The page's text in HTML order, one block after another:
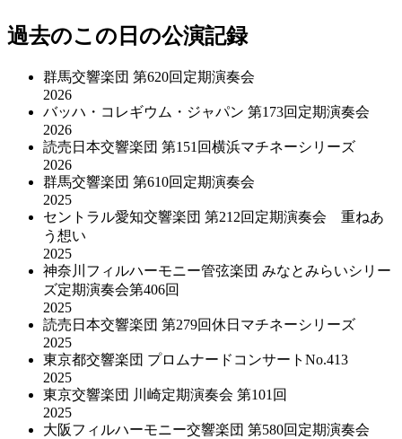
過去のこの日の公演記録
群馬交響楽団 第620回定期演奏会
2026
バッハ・コレギウム・ジャパン 第173回定期演奏会
2026
読売日本交響楽団 第151回横浜マチネーシリーズ
2026
群馬交響楽団 第610回定期演奏会
2025
セントラル愛知交響楽団 第212回定期演奏会 重ねあ
う想い
2025
神奈川フィルハーモニー管弦楽団 みなとみらいシリー
ズ定期演奏会第406回
2025
読売日本交響楽団 第279回休日マチネーシリーズ
2025
東京都交響楽団 プロムナードコンサートNo.413
2025
東京交響楽団 川崎定期演奏会 第101回
2025
大阪フィルハーモニー交響楽団 第580回定期演奏会